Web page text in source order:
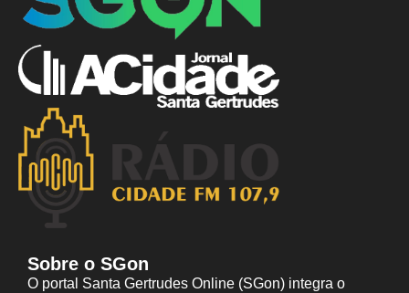
Sobre o SGon
O portal Santa Gertrudes Online (SGon) integra o